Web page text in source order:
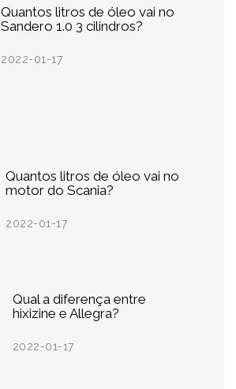
Quantos litros de óleo vai no
Sandero 1.0 3 cilindros?
2022-01-17
Quantos litros de óleo vai no
motor do Scania?
2022-01-17
Qual a diferença entre
hixizine e Allegra?
2022-01-17